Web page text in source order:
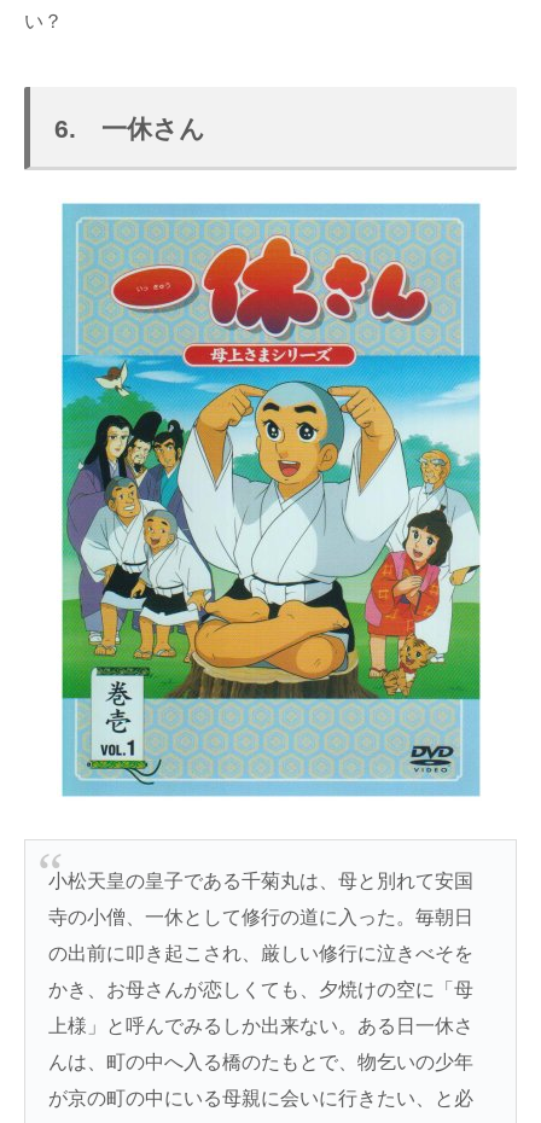
い？
6. 一休さん
小松天皇の皇子である千菊丸は、母と別れて安国
寺の小僧、一休として修行の道に入った。毎朝日
の出前に叩き起こされ、厳しい修行に泣きべそを
かき、お母さんが恋しくても、夕焼けの空に「母
上様」と呼んでみるしか出来ない。ある日一休さ
んは、町の中へ入る橋のたもとで、物乞いの少年
が京の町の中にいる母親に会いに行きたい、と必